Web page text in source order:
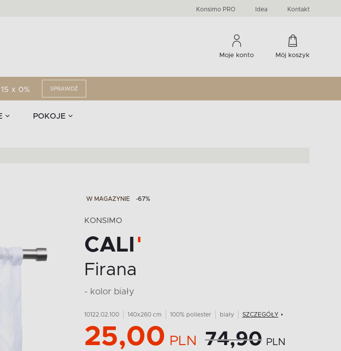
Konsimo PRO Idea Kontakt
Moje konto Mój koszyk
x 0% SPRAWDŹ
POKOJE
Komody, szafki RTV, witryny...
-45 % -33 %
Liczba produktów:60
Liczba produktów:274
W MAGAZYNIE -67%
KONSIMO
CALI
Firana
- kolor biały
10122.02.100 140x260 cm 100% poliester biały SZCZEGÓŁY
25,00 PLN 74,90 PLN